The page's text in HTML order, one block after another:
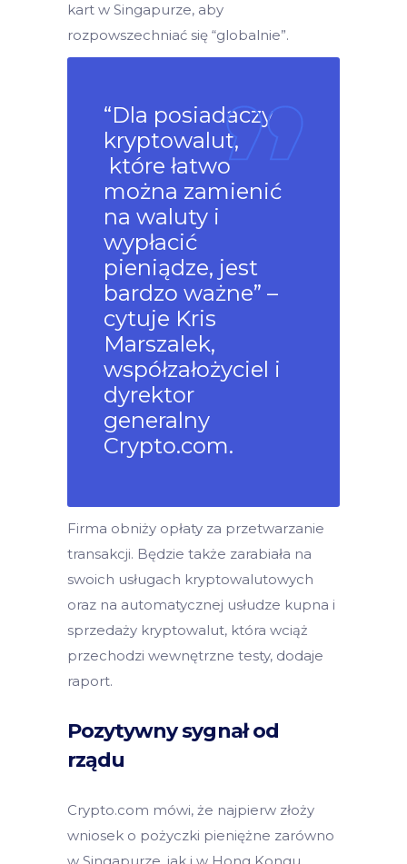
kart w Singapurze, aby
rozpowszechniać się “globalnie”.
“Dla posiadaczy
kryptowalut,
które łatwo
można zamienić
na waluty i
wypłacić
pieniądze, jest
bardzo ważne” –
cytuje Kris
Marszalek,
współzałożyciel i
dyrektor
generalny
Crypto.com.
Firma obniży opłaty za przetwarzanie
transakcji. Będzie także zarabiała na
swoich usługach kryptowalutowych
oraz na automatycznej usłudze kupna i
sprzedaży kryptowalut, która wciąż
przechodzi wewnętrzne testy, dodaje
raport.
Pozytywny sygnał od
rządu
Crypto.com mówi, że najpierw złoży
wniosek o pożyczki pieniężne zarówno